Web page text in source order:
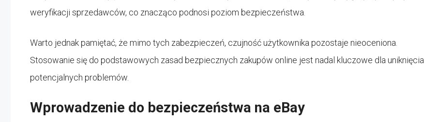
weryfikacji sprzedawców, co znacząco podnosi poziom bezpieczeństwa.
Warto jednak pamiętać, że mimo tych zabezpieczeń, czujność użytkownika pozostaje nieoceniona.
Stosowanie się do podstawowych zasad bezpiecznych zakupów online jest nadal kluczowe dla uniknięcia
potencjalnych problemów.
Wprowadzenie do bezpieczeństwa na eBay